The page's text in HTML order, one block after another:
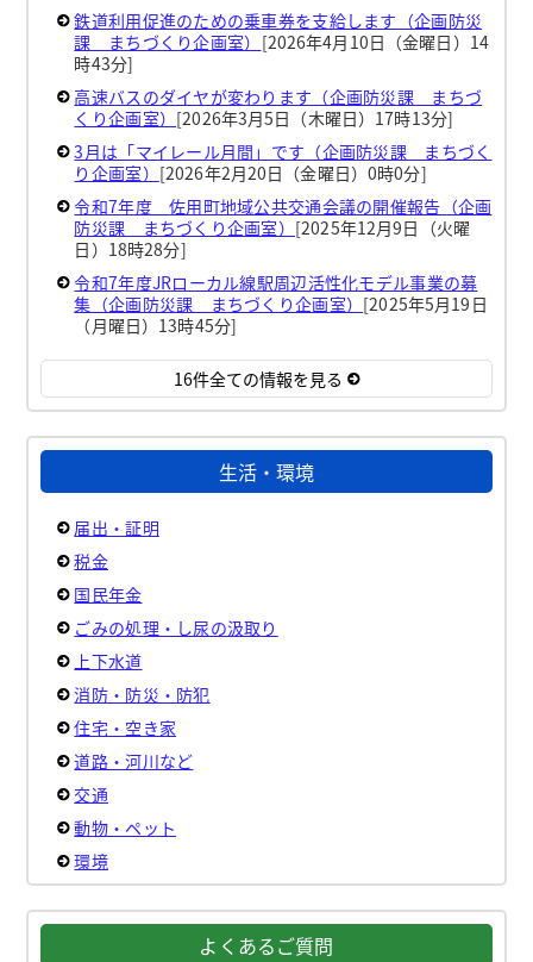
鉄道利用促進のための乗車券を支給します（企画防災
課 まちづくり企画室） [2026年4月10日（金曜日）14
時43分]
高速バスのダイヤが変わります（企画防災課 まちづ
くり企画室） [2026年3月5日（木曜日）17時13分]
3月は「マイレール月間」です（企画防災課 まちづく
り企画室） [2026年2月20日（金曜日）0時0分]
令和7年度 佐用町地域公共交通会議の開催報告（企画
防災課 まちづくり企画室） [2025年12月9日（火曜
日）18時28分]
令和7年度JRローカル線駅周辺活性化モデル事業の募
集（企画防災課 まちづくり企画室） [2025年5月19日
（月曜日）13時45分]
16件全ての情報を見る
生活・環境
届出・証明
税金
国民年金
ごみの処理・し尿の汲取り
上下水道
消防・防災・防犯
住宅・空き家
道路・河川など
交通
動物・ペット
環境
よくあるご質問